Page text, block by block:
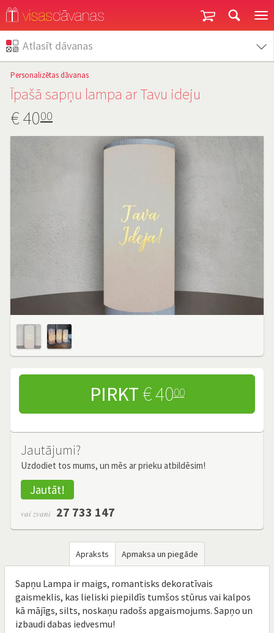
Atlasīt dāvanas
Personalizētas dāvanas
Īpašā sapņu lampa ar Tavu ideju
€4000
PIRKT € 4000
Jautājumi?
Uzdodiet tos mums, un mēs ar prieku atbildēsim!
Jautāt!
vai zvani 27 733 147
Apraksts Apmaksa un piegāde
Sapņu Lampa ir maigs, romantisks dekoratīvais
gaismeklis, kas lieliski piepildīs tumšos stūrus vai kalpos
kā mājīgs, silts, noskaņu radošs apgaismojums. Sapņo un
izbaudi dabas iedvesmu!